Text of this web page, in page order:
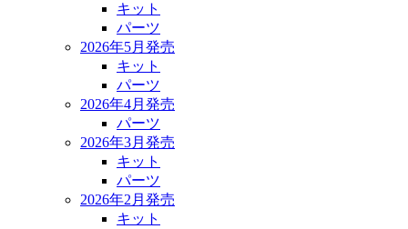
キット
パーツ
2026年5月発売
キット
パーツ
2026年4月発売
パーツ
2026年3月発売
キット
パーツ
2026年2月発売
キット